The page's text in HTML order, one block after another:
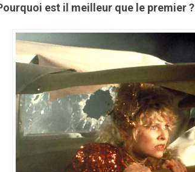
est il meilleur que le premier ?